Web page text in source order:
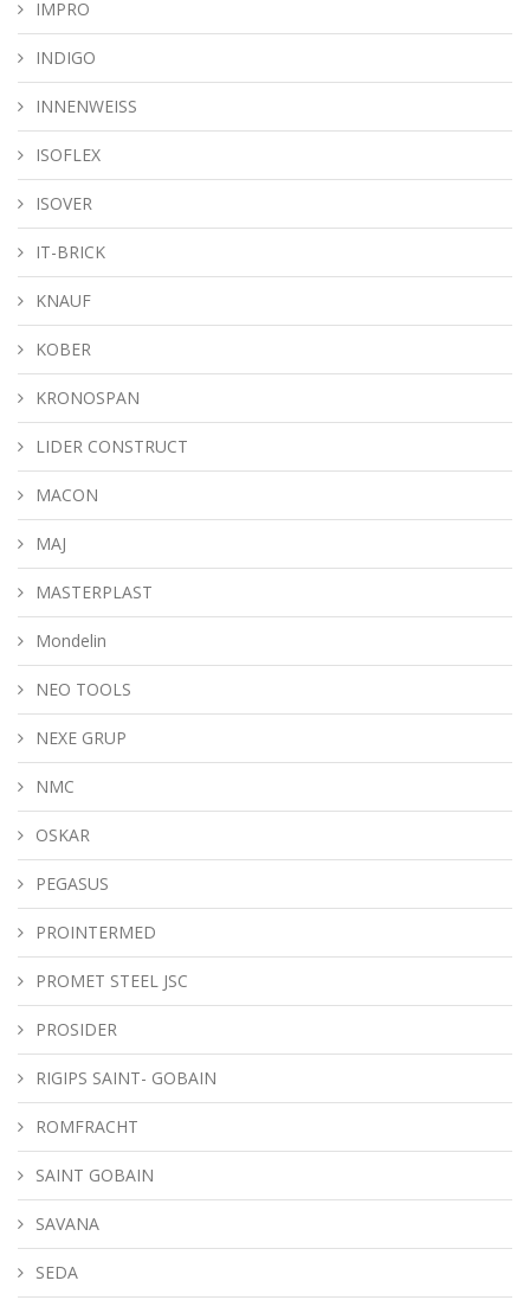
IMPRO
INDIGO
INNENWEISS
ISOFLEX
ISOVER
IT-BRICK
KNAUF
KOBER
KRONOSPAN
LIDER CONSTRUCT
MACON
MAJ
MASTERPLAST
Mondelin
NEO TOOLS
NEXE GRUP
NMC
OSKAR
PEGASUS
PROINTERMED
PROMET STEEL JSC
PROSIDER
RIGIPS SAINT- GOBAIN
ROMFRACHT
SAINT GOBAIN
SAVANA
SEDA